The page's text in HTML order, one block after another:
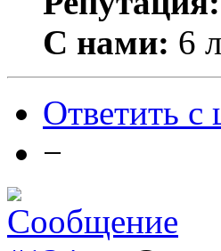
С нами: 6
Ответить с
−